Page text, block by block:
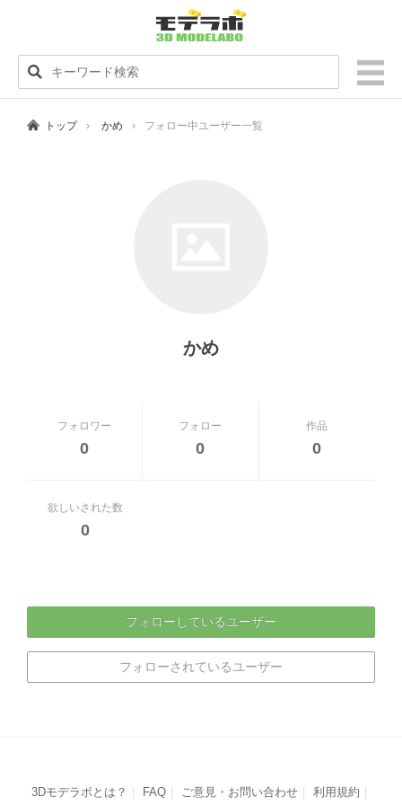
トップ かめ フォロー中ユーザー一覧
かめ
フォロワー
0
フォロー
0
作品
0
欲しいされた数
0
フォローしているユーザー
フォローされているユーザー
3Dモデラボとは？ FAQ ご意見・お問い合わせ
利用規約